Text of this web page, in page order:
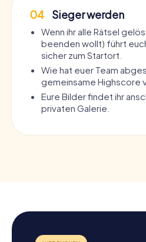
04 Sieger werden
Wenn ihr alle Rätsel
beenden wollt) führt
sicher zum Startort.
Wie hat euer Team
gemeinsame Highscore
Eure Bilder findet ihr
privaten Galerie.